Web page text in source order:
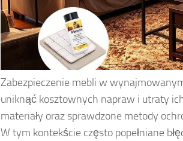
Zabezpieczenie mebli w
uniknąć kosztownych napraw i utraty
materiały oraz sprawdzone metody
W tym kontekście często popełniane